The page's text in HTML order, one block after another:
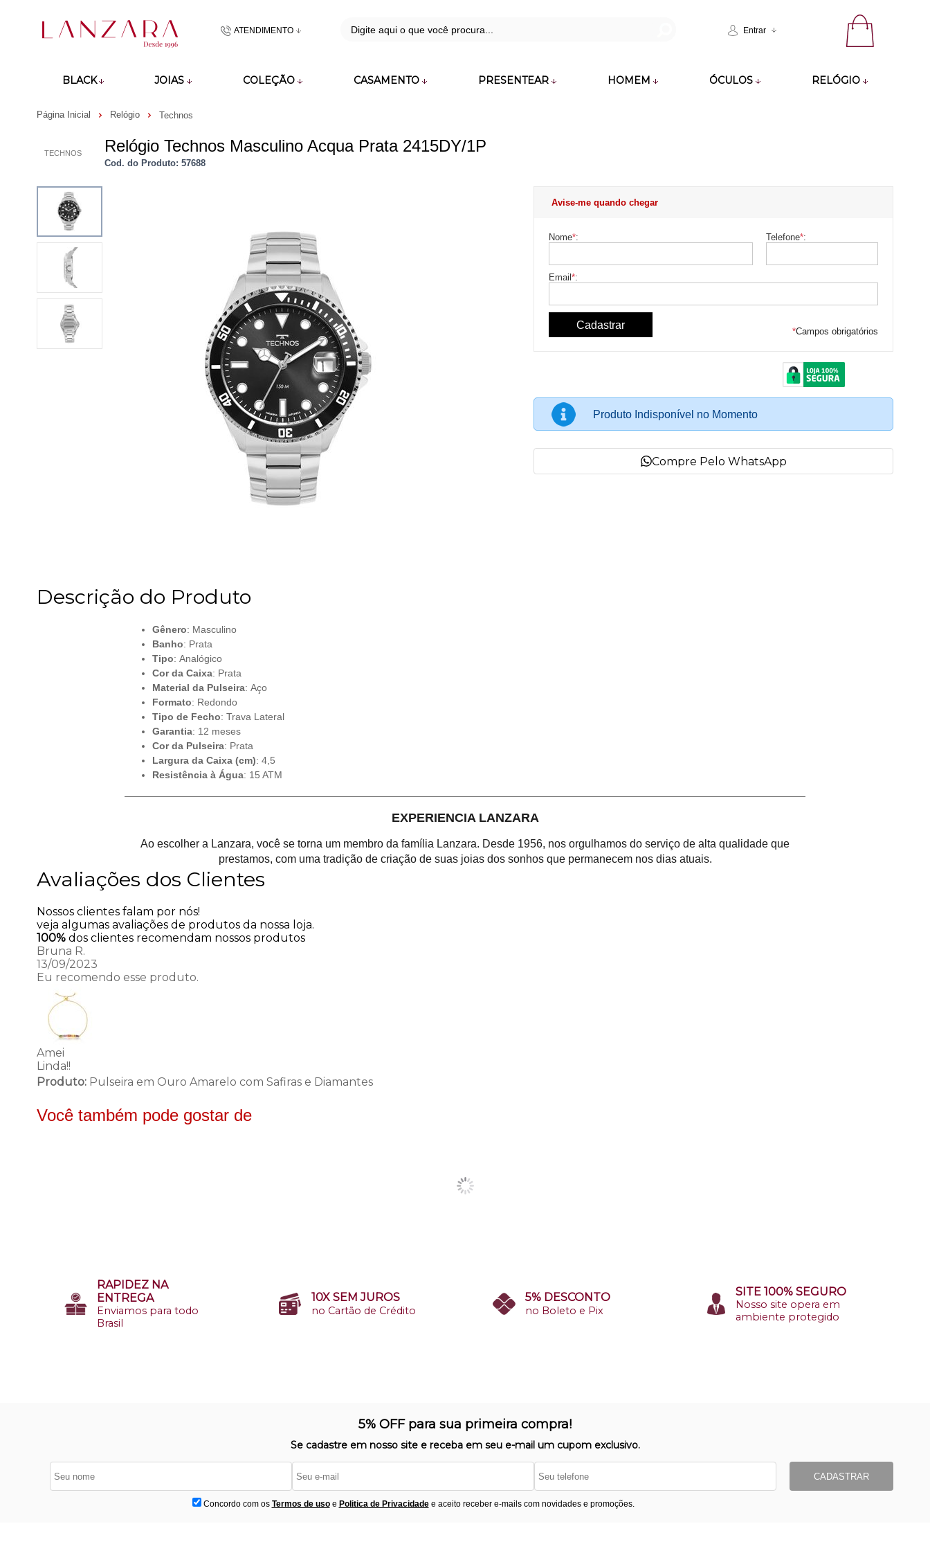
ATENDIMENTO
(48)991860142
Entrar
BLACK JOIAS COLEÇÃO CASAMENTO PRESENTEAR HOMEM ÓCULOS RELÓGIO
Página Inicial Relógio Technos
TECHNOS Relógio Technos Masculino Acqua Prata 2415DY/1P
Cod. do Produto: 57688
Avise-me quando chegar
Nome*: Telefone*:
Email *:
*Campos obrigatórios
Produto Indisponível no Momento
Compre Pelo WhatsApp
Descrição do Produto
Gênero: Masculino
Banho: Prata
Tipo: Analógico
Cor da Caixa: Prata
Material da Pulseira: Aço
Formato: Redondo
Tipo de Fecho: Trava Lateral
Garantia: 12 meses
Cor da Pulseira: Prata
Largura da Caixa (cm): 4,5
Resistência à Água: 15 ATM
EXPERIENCIA LANZARA
Ao escolher a Lanzara, você se torna um membro da família Lanzara. Desde 1956, nos orgulhamos do serviço de alta qualidade que
prestamos, com uma tradição de criação de suas joias dos sonhos que permanecem nos dias atuais.
Avaliações dos Clientes
Nossos clientes falam por nós!
veja algumas avaliações de produtos da nossa loja.
100% dos clientes recomendam nossos produtos
Bruna R.
13/09/2023
Eu recomendo esse produto.
Amei
Linda!!
Produto: Pulseira em Ouro Amarelo com Safiras e Diamantes
Você também pode gostar de
RAPIDEZ NA
ENTREGA
Enviamos para todo
Brasil
10X SEM JUROS
no Cartão de Crédito
5% DESCONTO
no Boleto e Pix
SITE 100% SEGURO
Nosso site opera em
ambiente protegido
5% OFF para sua primeira compra!
Se cadastre em nosso site e receba em seu e-mail um cupom exclusivo.
Concordo com os Termos de usoe Politica de Privacidadee aceito receber e-mails com novidades e promoções.
CADASTRAR